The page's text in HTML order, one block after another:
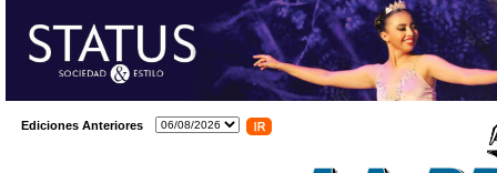
Ediciones Anteriores